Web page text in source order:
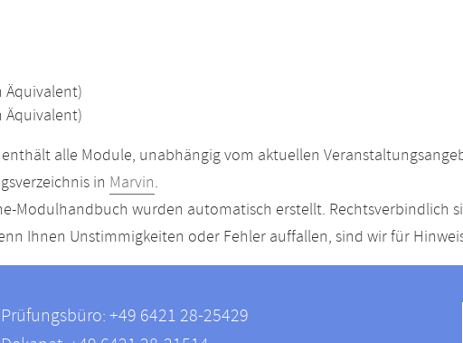
Äquivalent)
Äquivalent)
alle Module, unabhängig vom aktuellen
in Marvin.
Modulhandbuch wurden automatisch erstellt. Rechtsverbindlich
Ihnen Unstimmigkeiten oder Fehler auffallen, sind wir für
Prüfungsbüro: +49 6421 28-25429